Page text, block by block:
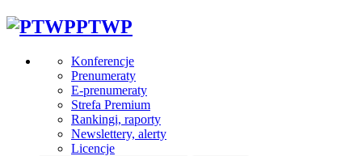
PTWP
Konferencje
Prenumeraty
E-prenumeraty
Strefa Premium
Rankingi, raporty
Newslettery, alerty
Licencje